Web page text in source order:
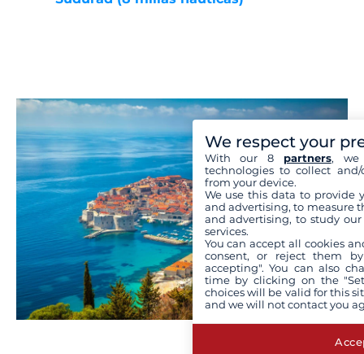
We respect your
With our 8 partners, we
technologies to collect
from your device.
We use this data to provide
and advertising, to measure
and advertising, to study
services.
You can accept all cookies
consent, or reject them
accepting". You can also
time by clicking on the
choices will be valid for this
and we will not contact you